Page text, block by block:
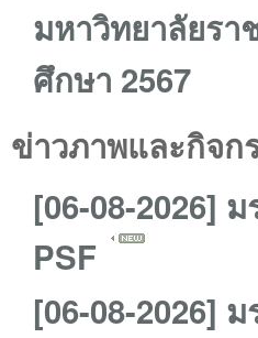
มหาวิทยาลัยร
ศึกษา 2567
ข่าวภาพและกิจก
[06-08-2026]
PSF
[06-08-2026]